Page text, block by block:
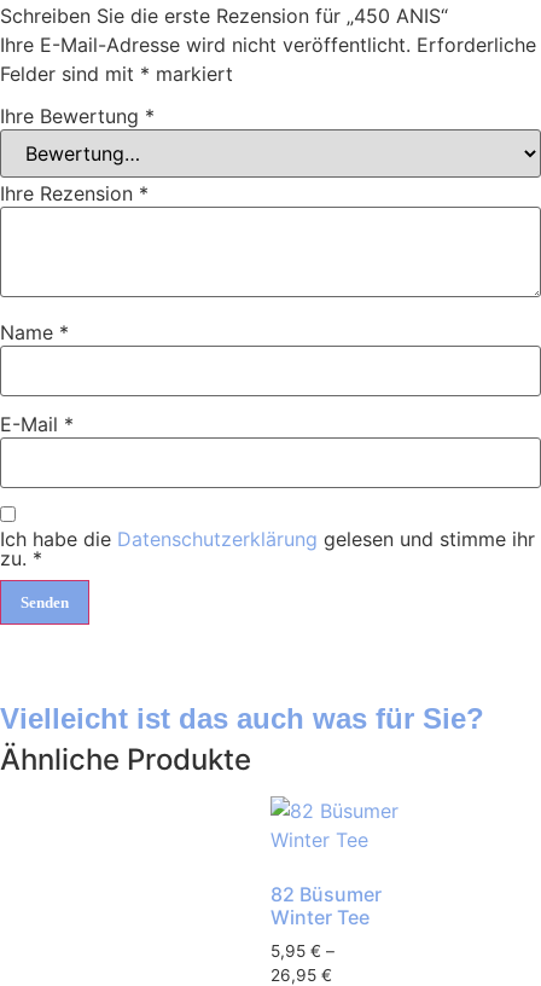
Schreiben Sie die erste Rezension für „450 ANIS“
Ihre E-Mail-Adresse wird nicht veröffentlicht. Erforderliche
Felder sind mit * markiert
Ihre Bewertung *
Ihre Rezension *
Name *
E-Mail *
Ich habe die Datenschutzerklärung gelesen und stimme ihr
zu. *
Vielleicht ist das auch was für Sie?
Ähnliche Produkte
82 Büsumer
Winter Tee
5,95 € –
26,95 €